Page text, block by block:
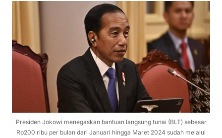
Presiden Jokowi menegaskan bantuan langsung tunai (BLT) sebesar
Rp200 ribu per bulan dari Januari hingga Maret 2024 sudah melalui